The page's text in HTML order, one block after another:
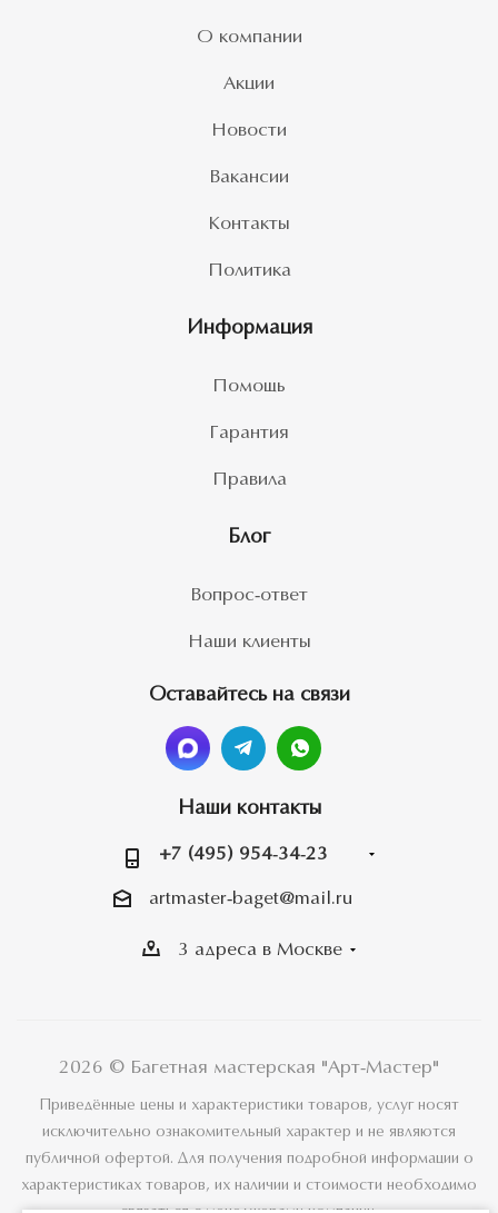
О компании
Акции
Новости
Вакансии
Контакты
Политика
Информация
Помощь
Гарантия
Правила
Блог
Вопрос-ответ
Наши клиенты
Оставайтесь на связи
Наши контакты
+7 (495) 954-34-23
artmaster-baget@mail.ru
3 адреса в Москве
2026 © Багетная мастерская "Арт-Мастер"
Приведённые цены и характеристики товаров, услуг носят
исключительно ознакомительный характер и не являются
публичной офертой. Для получения подробной информации о
характеристиках товаров, их наличии и стоимости необходимо